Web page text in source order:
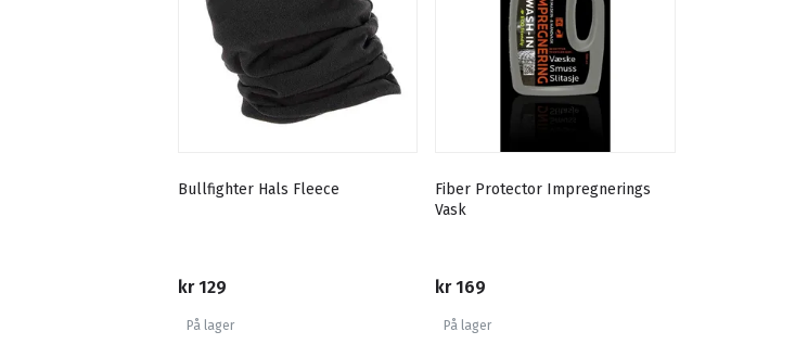
Bullfighter Hals Fleece
kr 129
På lager
Fiber Protector Impregnerings
Vask
kr 169
På lager